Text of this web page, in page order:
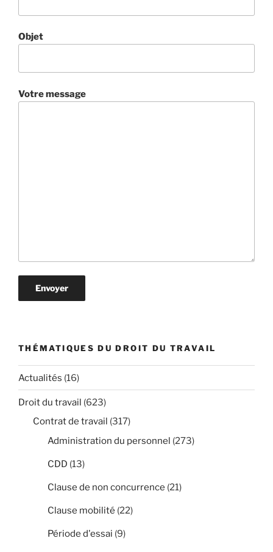
Objet
Votre message
THÉMATIQUES DU DROIT DU TRAVAIL
Actualités (16)
Droit du travail (623)
Contrat de travail (317)
Administration du personnel (273)
CDD (13)
Clause de non concurrence (21)
Clause mobilité (22)
Période d'essai (9)